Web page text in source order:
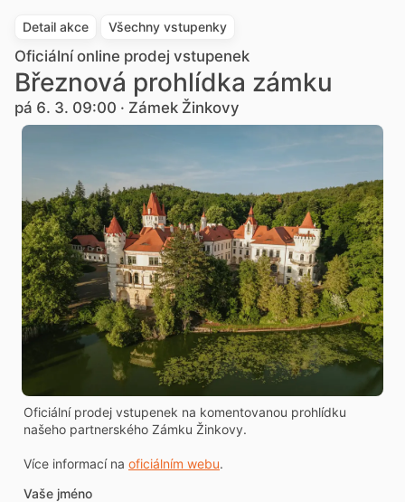
Detail akce Všechny vstupenky
Oficiální online prodej vstupenek
Březnová prohlídka zámku
pá 6. 3. 09:00 · Zámek Žinkovy
Oficiální prodej vstupenek na komentovanou prohlídku
našeho partnerského Zámku Žinkovy.
Více informací na oficiálním webu.
Vaše jméno